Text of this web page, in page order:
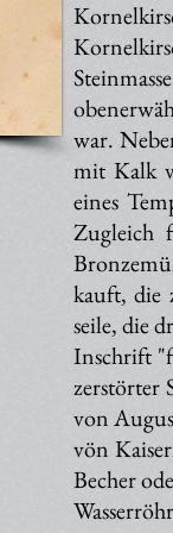
war.
mit Kalk
eines
Zugleich
kauft, die
seile, die
Inschrift
zerstörter
von
vön
Becher